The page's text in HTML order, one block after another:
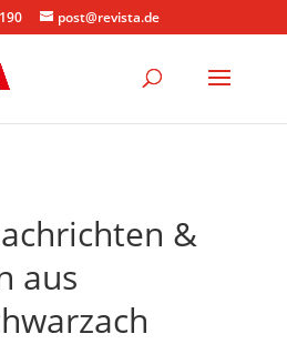
post@revista.de
&
aus